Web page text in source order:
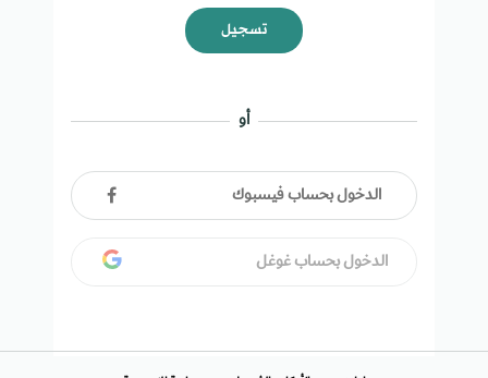
تسجيل
أو
الدخول بحساب فيسبوك
الدخول بحساب غوغل